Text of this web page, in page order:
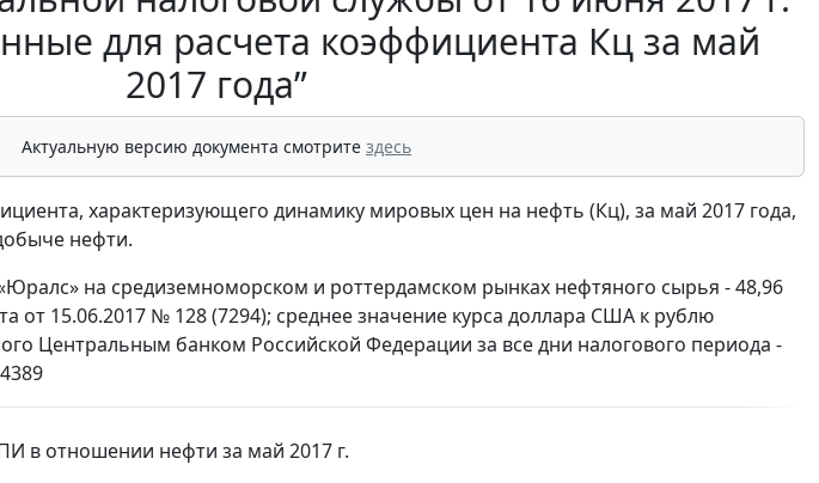
для расчета коэффициента Кц за май
2017 года”
Актуальную версию документа смотрите здесь
характеризующего динамику мировых цен на нефть (Кц), за май 2017 года,
нефти.
на средиземноморском и роттердамском рынках нефтяного сырья - 48,96
от 15.06.2017 № 128 (7294); среднее значение курса доллара США к рублю
Центральным банком Российской Федерации за все дни налогового периода -
в отношении нефти за май 2017 г.